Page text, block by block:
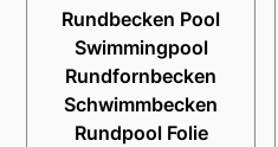
Rundbecken Pool
Swimmingpool
Rundfornbecken
Schwimmbecken
Rundpool Folie